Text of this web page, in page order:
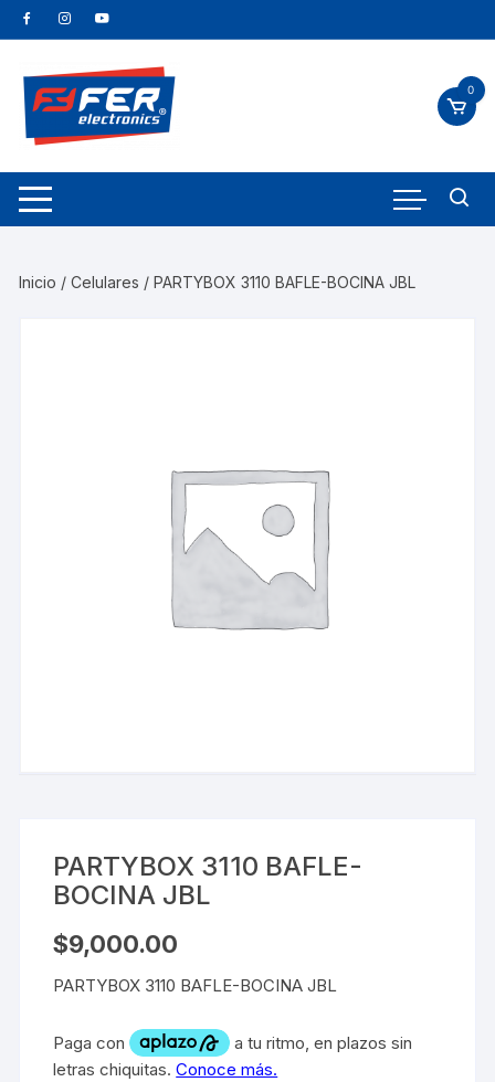
0
Inicio /Celulares / PARTYBOX 3110 BAFLE-BOCINA JBL
PARTYBOX 3110 BAFLE-
BOCINA JBL
$9,000.00
PARTYBOX 3110 BAFLE-BOCINA JBL